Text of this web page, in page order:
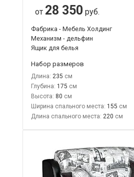
от 28 350 руб.
Фабрика - Мебель Холдинг
Механизм - дельфин
Ящик для белья
Набор размеров
Длина: 235
Глубина: 175
Высота: 80
Ширина спального места: 155
Длина спального места: 220